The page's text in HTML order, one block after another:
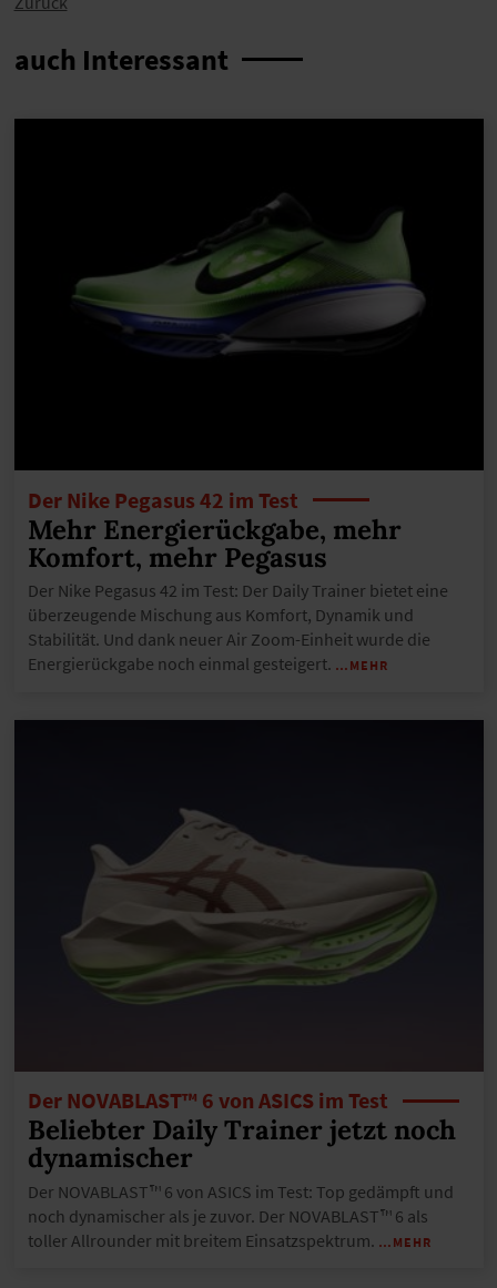
auch Interessant
Der Nike Pegasus 42 im Test
Mehr Energierückgabe, mehr
Komfort, mehr Pegasus
Der Nike Pegasus 42 im Test: Der Daily Trainer bietet eine
überzeugende Mischung aus Komfort, Dynamik und
Stabilität. Und dank neuer Air Zoom-Einheit wurde die
Energierückgabe noch einmal gesteigert. …MEHR
Der NOVABLAST™ 6 von ASICS im Test
Beliebter Daily Trainer jetzt noch
dynamischer
Der NOVABLAST™ 6 von ASICS im Test: Top gedämpft und
noch dynamischer als je zuvor. Der NOVABLAST™ 6 als
toller Allrounder mit breitem Einsatzspektrum. …MEHR